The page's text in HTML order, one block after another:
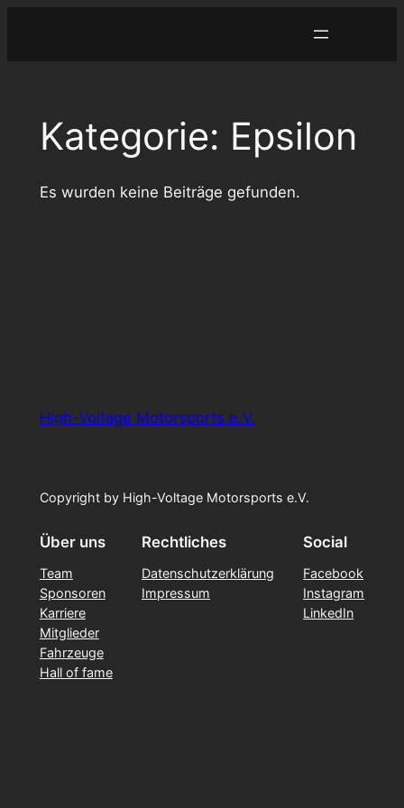
Kategorie: Epsilon
Es wurden keine Beiträge gefunden.
High-Voltage Motorsports e.V.
Copyright by High-Voltage Motorsports e.V.
Über uns
Team
Sponsoren
Karriere
Mitglieder
Fahrzeuge
Hall of fame
Rechtliches
Datenschutzerklärung
Impressum
Social
Facebook
Instagram
LinkedIn